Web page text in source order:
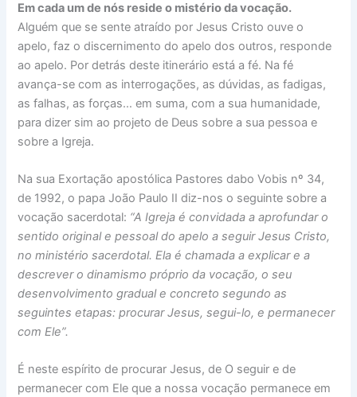
Em cada um de nós reside o mistério da vocação.
Alguém que se sente atraído por Jesus Cristo ouve o
apelo, faz o discernimento do apelo dos outros, responde
ao apelo. Por detrás deste itinerário está a fé. Na fé
avança-se com as interrogações, as dúvidas, as fadigas,
as falhas, as forças… em suma, com a sua humanidade,
para dizer sim ao projeto de Deus sobre a sua pessoa e
sobre a Igreja.
Na sua Exortação apostólica Pastores dabo Vobis nº 34,
de 1992, o papa João Paulo II diz-nos o seguinte sobre a
vocação sacerdotal: “A Igreja é convidada a aprofundar o
sentido original e pessoal do apelo a seguir Jesus Cristo,
no ministério sacerdotal. Ela é chamada a explicar e a
descrever o dinamismo próprio da vocação, o seu
desenvolvimento gradual e concreto segundo as
seguintes etapas: procurar Jesus, segui-lo, e permanecer
com Ele”.
É neste espírito de procurar Jesus, de O seguir e de
permanecer com Ele que a nossa vocação permanece em